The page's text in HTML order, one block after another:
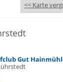
<< Karte
Gut